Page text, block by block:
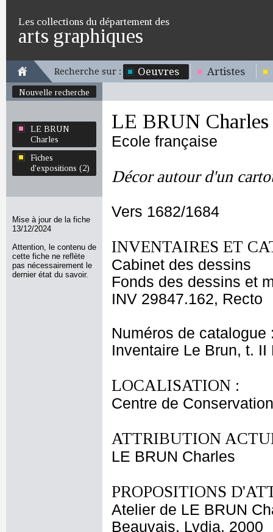
Les collections du département des
arts graphiques
Recherche sur : Oeuvres Artistes
Nouvelle recherche
LE BRUN
Charles
Fiches
d'expositions (2)
Mise à jour de la fiche
13/12/2024
Attention, le contenu de
cette fiche ne reflète
pas nécessairement le
dernier état du savoir.
LE BRUN Charles
Ecole française
Décor autour d'un
Vers 1682/1684
INVENTAIRES ET
Cabinet des dessins
Fonds des dessins et
INV 29847.162, Recto
Numéros de catalogue
Inventaire Le Brun, t. II
LOCALISATION :
Centre de
ATTRIBUTION
LE BRUN Charles
PROPOSITIONS
Atelier de LE BRUN
Beauvais, Lydia, 2000